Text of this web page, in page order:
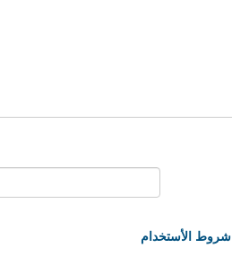
شروط الأستخدام